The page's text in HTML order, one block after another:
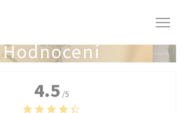
Hodnocení
4.5 /5